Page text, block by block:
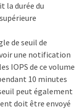
la durée du
de seuil de
une notification
IOPS de ce volume
10 minutes
peut également
doit être envoyé